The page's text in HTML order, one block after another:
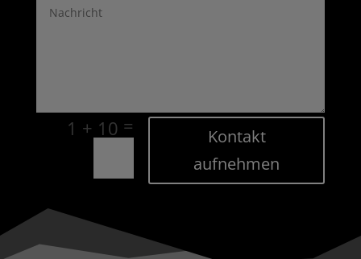
1 + 10 =
Kontakt
aufnehmen